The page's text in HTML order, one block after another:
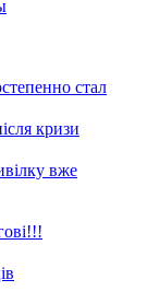
стал
кризи
вже